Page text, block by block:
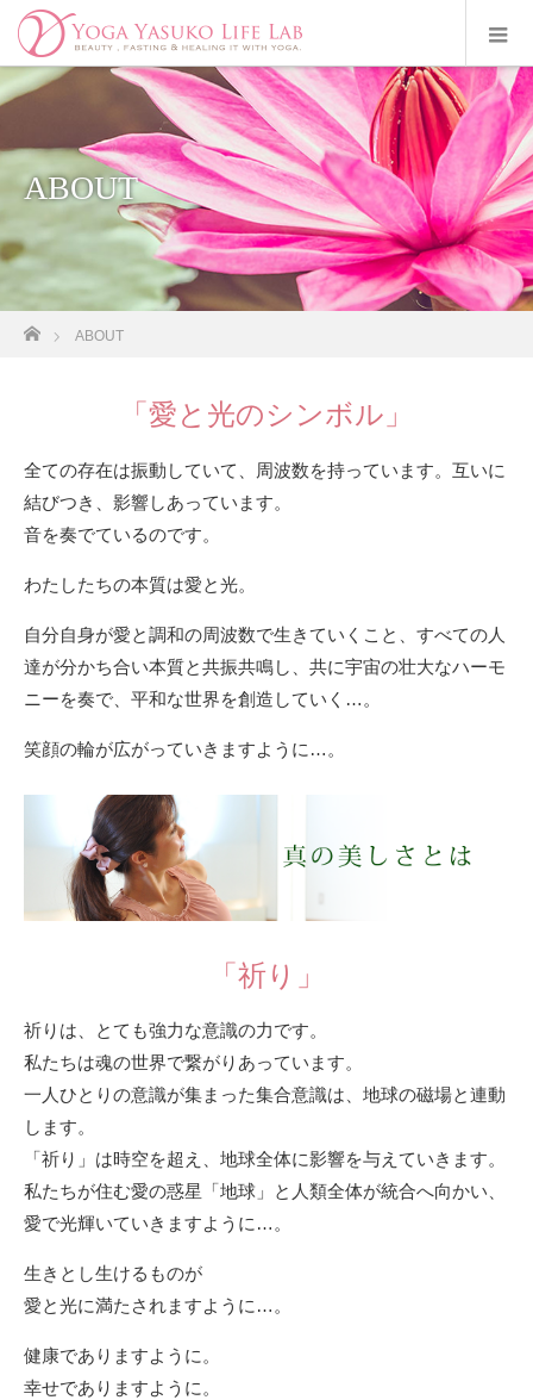
ABOUT
ABOUT
「愛と光のシンボル」
全ての存在は振動していて、周波数を持っています。互いに
結びつき、影響しあっています。
音を奏でているのです。
わたしたちの本質は愛と光。
自分自身が愛と調和の周波数で生きていくこと、すべての人
達が分かち合い本質と共振共鳴し、共に宇宙の壮大なハーモ
ニーを奏で、平和な世界を創造していく…。
笑顔の輪が広がっていきますように…。
「祈り」
祈りは、とても強力な意識の力です。
私たちは魂の世界で繋がりあっています。
一人ひとりの意識が集まった集合意識は、地球の磁場と連動
します。
「祈り」は時空を超え、地球全体に影響を与えていきます。
私たちが住む愛の惑星「地球」と人類全体が統合へ向かい、
愛で光輝いていきますように…。
生きとし生けるものが
愛と光に満たされますように…。
健康でありますように。
幸せでありますように。